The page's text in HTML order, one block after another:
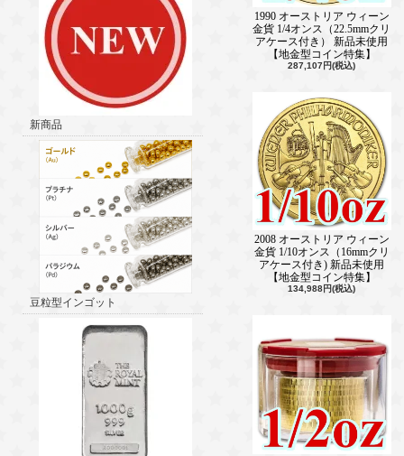
新商品
豆粒型インゴット
1990 オーストリア ウィーン
金貨 1/4オンス（22.5mmクリ
アケース付き） 新品未使用
【地金型コイン特集】
287,107円(税込)
2008 オーストリア ウィーン
金貨 1/10オンス（16mmクリ
アケース付き) 新品未使用
【地金型コイン特集】
134,988円(税込)